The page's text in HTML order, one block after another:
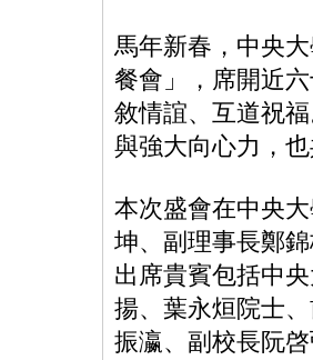
馬年新春，中央
餐會」，席開近
敘情誼、互道祝
與強大向心力，
本次盛會在中央
坤、副理事長鄭
出席貴賓包括中
揚、葉永烜院士
振瀛、副校長阮